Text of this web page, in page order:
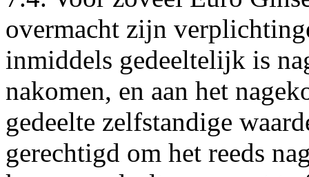
overmacht zijn
inmiddels gedeeltelijk is
nakomen, en aan het
gedeelte zelfstandige
gerechtigd om het reeds